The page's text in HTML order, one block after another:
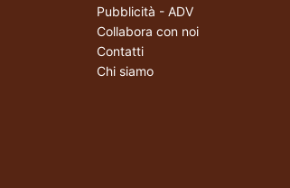
Pubblicità - ADV
Collabora con noi
Contatti
Chi siamo